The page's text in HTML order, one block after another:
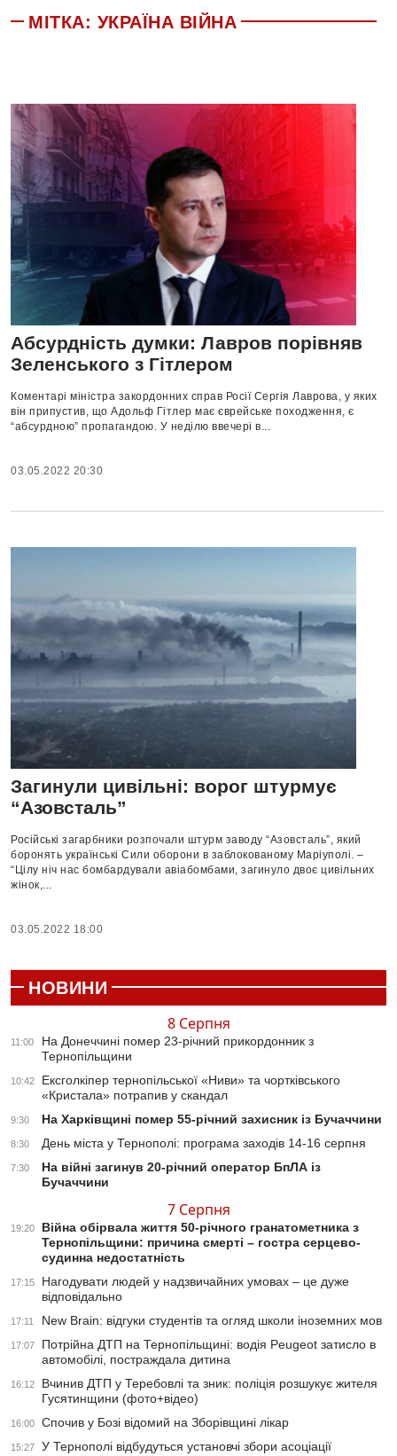
МІТКА: УКРАЇНА ВІЙНА
Абсурдність думки: Лавров порівняв
Зеленського з Гітлером
Коментарі міністра закордонних справ Росії Сергія Лаврова, у яких
він припустив, що Адольф Гітлер має єврейське походження, є
“абсурдною” пропагандою. У неділю ввечері в...
03.05.2022 20:30
Загинули цивільні: ворог штурмує
“Азовсталь”
Російські загарбники розпочали штурм заводу “Азовсталь”, який
боронять українські Сили оборони в заблокованому Маріуполі. –
“Цілу ніч нас бомбардували авіабомбами, загинуло двоє цивільних
жінок,...
03.05.2022 18:00
НОВИНИ
8 Серпня
11:00
На Донеччині помер 23-річний прикордонник з
Тернопільщини
10:42
Ексголкіпер тернопільської «Ниви» та чортківського
«Кристала» потрапив у скандал
9:30 На Харківщині помер 55-річний захисник із Бучаччини
8:30 День міста у Тернополі: програма заходів 14-16 серпня
7:30
На війні загинув 20-річний оператор БпЛА із
Бучаччини
7 Серпня
19:20
Війна обірвала життя 50-річного гранатометника з
Тернопільщини: причина смерті – гостра серцево-
судинна недостатність
17:15
Нагодувати людей у надзвичайних умовах – це дуже
відповідально
17:11 New Brain: відгуки студентів та огляд школи іноземних мов
17:07
Потрійна ДТП на Тернопільщині: водія Peugeot затисло в
автомобілі, постраждала дитина
16:12
Вчинив ДТП у Теребовлі та зник: поліція розшукує жителя
Гусятинщини (фото+відео)
16:00 Спочив у Бозі відомий на Зборівщині лікар
15:27
У Тернополі відбудуться установчі збори асоціації